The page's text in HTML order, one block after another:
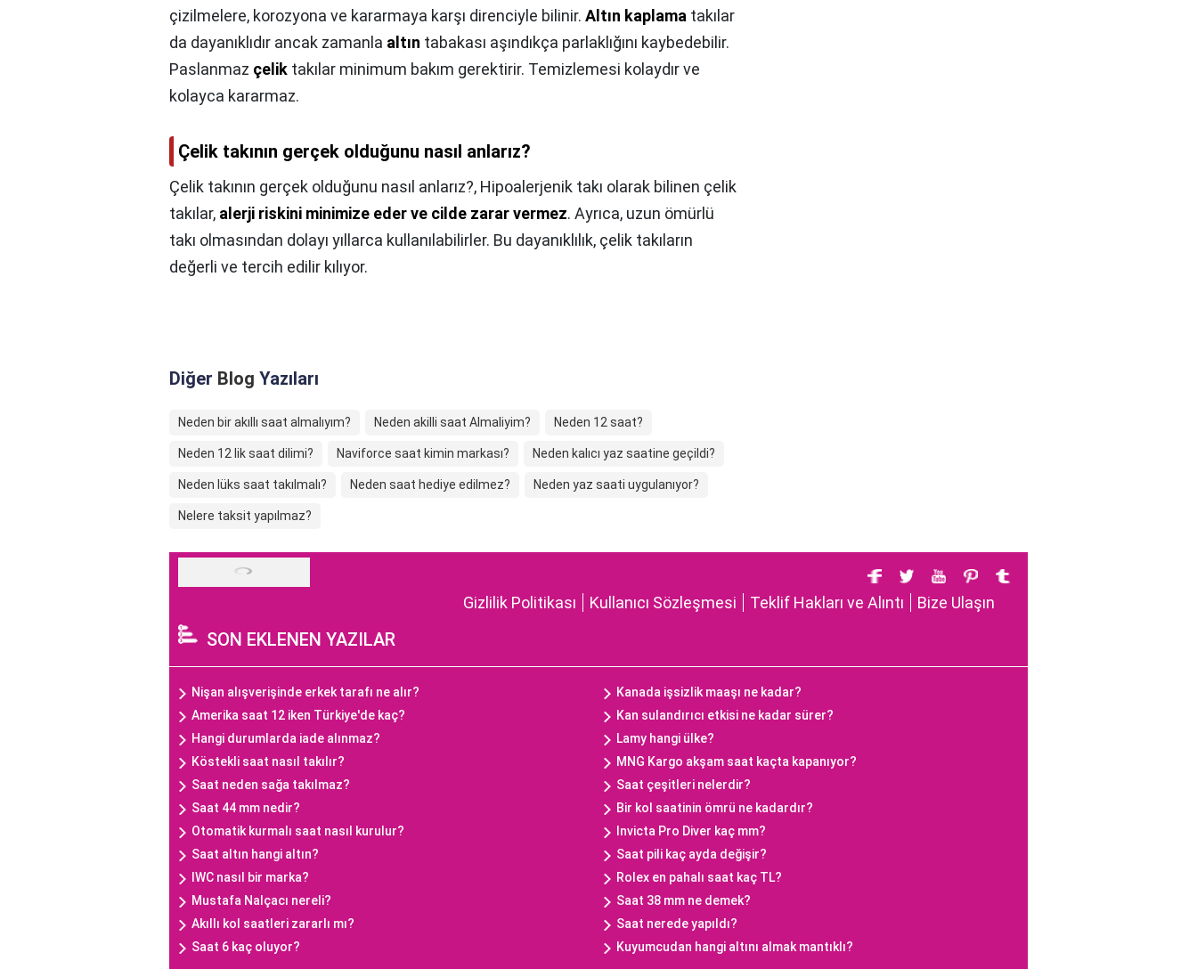
çizilmelere, korozyona ve kararmaya karşı direnciyle bilinir. Altın kaplama takılar
da dayanıklıdır ancak zamanla altın tabakası aşındıkça parlaklığını kaybedebilir.
Paslanmaz çelik takılar minimum bakım gerektirir. Temizlemesi kolaydır ve
kolayca kararmaz.
Çelik takının gerçek olduğunu nasıl anlarız?
Çelik takının gerçek olduğunu nasıl anlarız?, Hipoalerjenik takı olarak bilinen çelik
takılar, alerji riskini minimize eder ve cilde zarar vermez. Ayrıca, uzun ömürlü
takı olmasından dolayı yıllarca kullanılabilirler. Bu dayanıklılık, çelik takıların
değerli ve tercih edilir kılıyor.
Diğer Blog Yazıları
Neden bir akıllı saat almalıyım? Neden akilli saat Almaliyim? Neden 12 saat?
Neden 12 lik saat dilimi? Naviforce saat kimin markası? Neden kalıcı yaz saatine geçildi?
Neden lüks saat takılmalı? Neden saat hediye edilmez? Neden yaz saati uygulanıyor?
Nelere taksit yapılmaz?
Gizlilik Politikası Kullanıcı Sözleşmesi Teklif Hakları ve Alıntı Bize Ulaşın
SON EKLENEN YAZILAR
Nişan alışverişinde erkek tarafı ne alır?
Kanada işsizlik maaşı ne kadar?
Amerika saat 12 iken Türkiye'de kaç?
Kan sulandırıcı etkisi ne kadar sürer?
Hangi durumlarda iade alınmaz?
Lamy hangi ülke?
Köstekli saat nasıl takılır?
MNG Kargo akşam saat kaçta kapanıyor?
Saat neden sağa takılmaz?
Saat çeşitleri nelerdir?
Saat 44 mm nedir?
Bir kol saatinin ömrü ne kadardır?
Otomatik kurmalı saat nasıl kurulur?
Invicta Pro Diver kaç mm?
Saat altın hangi altın?
Saat pili kaç ayda değişir?
IWC nasıl bir marka?
Rolex en pahalı saat kaç TL?
Mustafa Nalçacı nereli?
Saat 38 mm ne demek?
Akıllı kol saatleri zararlı mı?
Saat nerede yapıldı?
Saat 6 kaç oluyor?
Kuyumcudan hangi altını almak mantıklı?